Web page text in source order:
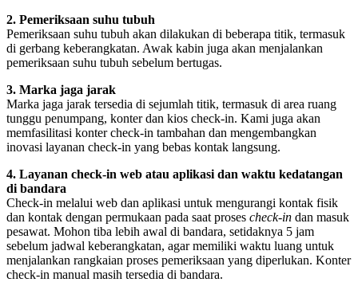
2. Pemeriksaan suhu tubuh
Pemeriksaan suhu tubuh akan dilakukan di beberapa titik, termasuk
di gerbang keberangkatan. Awak kabin juga akan menjalankan
pemeriksaan suhu tubuh sebelum bertugas.
3. Marka jaga jarak
Marka jaga jarak tersedia di sejumlah titik, termasuk di area ruang
tunggu penumpang, konter dan kios check-in. Kami juga akan
memfasilitasi konter check-in tambahan dan mengembangkan
inovasi layanan check-in yang bebas kontak langsung.
4. Layanan check-in web atau aplikasi dan waktu kedatangan
di bandara
Check-in melalui web dan aplikasi untuk mengurangi kontak fisik
dan kontak dengan permukaan pada saat proses check-in dan masuk
pesawat. Mohon tiba lebih awal di bandara, setidaknya 5 jam
sebelum jadwal keberangkatan, agar memiliki waktu luang untuk
menjalankan rangkaian proses pemeriksaan yang diperlukan. Konter
check-in manual masih tersedia di bandara.